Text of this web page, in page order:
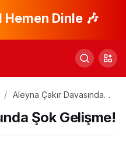
Dinle 🎶
Aleyna Çakır Davasında
Şok Gelişme!
Paylaş